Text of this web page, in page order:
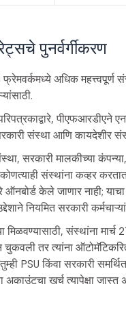
पुनर्वर्गीकरण
अधिक
पीएफआरडीएने
संस्था आणि कायदेशीर
सरकारी मालकीच्या
कोणत्याही संस्थांना कव्हर
ऑनबोर्ड केले जाणार नाही;
नियमित सरकारी
मिळवण्यासाठी, संस्थांना
चुकवली तर त्यांना
PSU किंवा सरकारी
खर्च त्यापेक्षा